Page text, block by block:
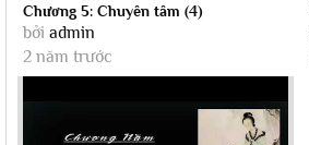
Chương 5: Chuyên tâm (4)
bởi admin
2 năm trước